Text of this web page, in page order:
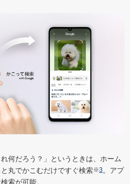
何だろう？」というときは、ホーム
丸でかこむだけですぐ検索※3。アプ
索が可能。